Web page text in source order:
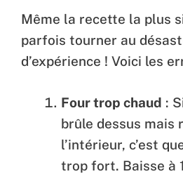
Même la recette la plus
parfois tourner au
d’expérience ! Voici les
Four trop chaud :
brûle dessus mais
l’intérieur, c’est
trop fort. Baisse à